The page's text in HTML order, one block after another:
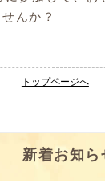
んか？
トップページへ
新着お知ら